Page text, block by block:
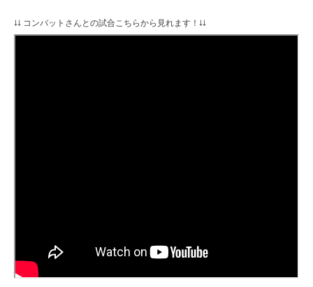
↓↓ コンバットさんとの試合こちらから見れます！↓↓